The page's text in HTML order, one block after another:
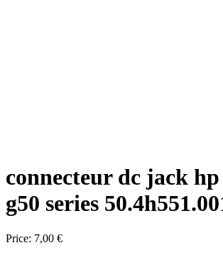
connecteur dc jack
g50 series
Price: 7,00 €